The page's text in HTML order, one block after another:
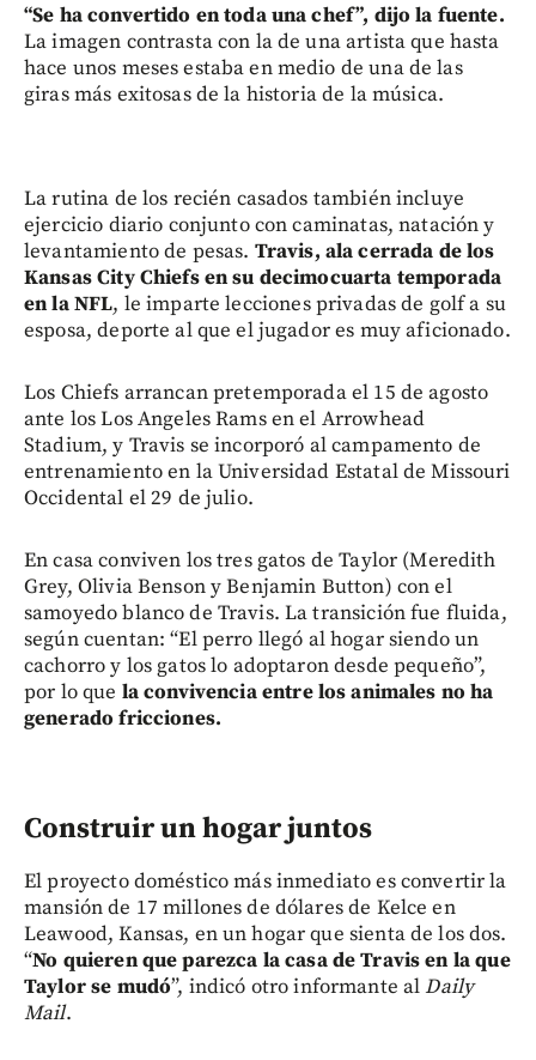
“Se ha convertido en toda una chef”, dijo la fuente.
La imagen contrasta con la de una artista que hasta
hace unos meses estaba en medio de una de las
giras más exitosas de la historia de la música.
La rutina de los recién casados también incluye
ejercicio diario conjunto con caminatas, natación y
levantamiento de pesas. Travis, ala cerrada de los
Kansas City Chiefs en su decimocuarta temporada
en la NFL, le imparte lecciones privadas de golf a su
esposa, deporte al que el jugador es muy aficionado.
Los Chiefs arrancan pretemporada el 15 de agosto
ante los Los Angeles Rams en el Arrowhead
Stadium, y Travis se incorporó al campamento de
entrenamiento en la Universidad Estatal de Missouri
Occidental el 29 de julio.
En casa conviven los tres gatos de Taylor (Meredith
Grey, Olivia Benson y Benjamin Button) con el
samoyedo blanco de Travis. La transición fue fluida,
según cuentan: “El perro llegó al hogar siendo un
cachorro y los gatos lo adoptaron desde pequeño”,
por lo que la convivencia entre los animales no ha
generado fricciones.
Construir un hogar juntos
El proyecto doméstico más inmediato es convertir la
mansión de 17 millones de dólares de Kelce en
Leawood, Kansas, en un hogar que sienta de los dos.
“No quieren que parezca la casa de Travis en la que
Taylor se mudó”, indicó otro informante alDaily
Mail.